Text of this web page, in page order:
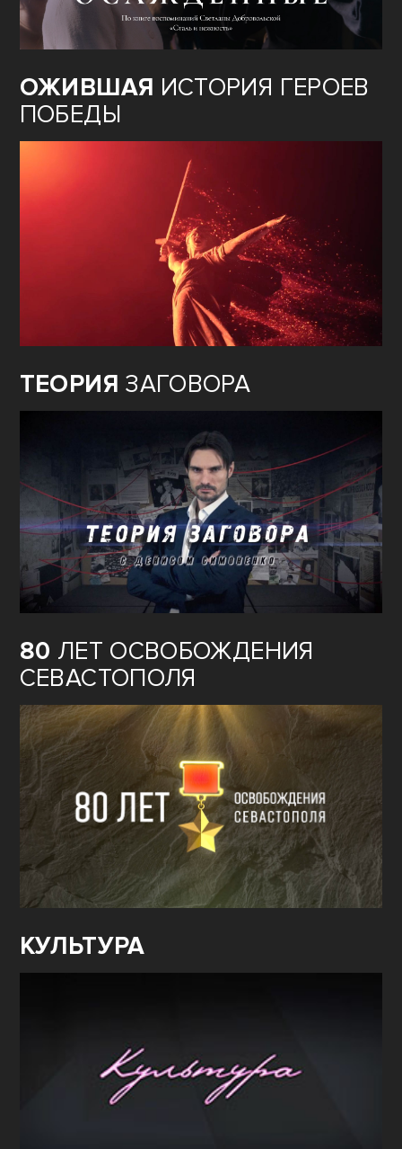
ОЖИВШАЯ ИСТОРИЯ ГЕРОЕВ
ПОБЕДЫ
ТЕОРИЯ ЗАГОВОРА
80 ЛЕТ ОСВОБОЖДЕНИЯ
СЕВАСТОПОЛЯ
КУЛЬТУРА